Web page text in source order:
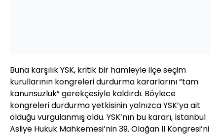
Buna karşılık YSK, kritik bir hamleyle ilçe seçim
kurullarının kongreleri durdurma kararlarını “tam
kanunsuzluk” gerekçesiyle kaldırdı. Böylece
kongreleri durdurma yetkisinin yalnızca YSK’ya ait
olduğu vurgulanmış oldu. YSK’nın bu kararı, İstanbul
Asliye Hukuk Mahkemesi’nin 39. Olağan İl Kongresi’ni